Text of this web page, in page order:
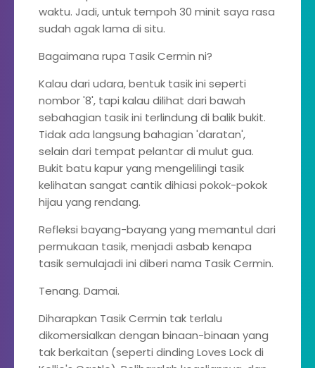
waktu. Jadi, untuk tempoh 30 minit saya rasa
sudah agak lama di situ.
Bagaimana rupa Tasik Cermin ni?
Kalau dari udara, bentuk tasik ini seperti
nombor '8', tapi kalau dilihat dari bawah
sebahagian tasik ini terlindung di balik bukit.
Tidak ada langsung bahagian 'daratan',
selain dari tempat pelantar di mulut gua.
Bukit batu kapur yang mengelilingi tasik
kelihatan sangat cantik dihiasi pokok-pokok
hijau yang rendang.
Refleksi bayang-bayang yang memantul dari
permukaan tasik, menjadi asbab kenapa
tasik semulajadi ini diberi nama Tasik Cermin.
Tenang. Damai.
Diharapkan Tasik Cermin tak terlalu
dikomersialkan dengan binaan-binaan yang
tak berkaitan (seperti dinding Loves Lock di